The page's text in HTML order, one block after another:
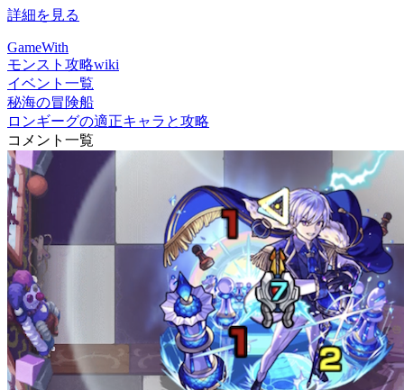
詳細を見る
GameWith
モンスト攻略wiki
イベント一覧
秘海の冒険船
ロンギーグの適正キャラと攻略
コメント一覧